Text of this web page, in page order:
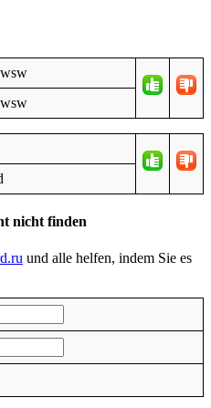
nicht finden
und alle helfen, indem Sie es